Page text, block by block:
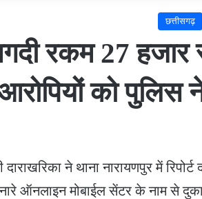
छत्तीसगढ़
रकम 27 हजार
को पुलिस
ने थाना नारायणपुर में
ऑनलाइन मोबाईल सेंटर के नाम से